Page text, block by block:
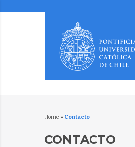
Home » Contacto
CONTACTO